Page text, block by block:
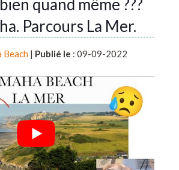
quand même ???
Parcours La Mer.
Beach | Publié le : 09-09-2022